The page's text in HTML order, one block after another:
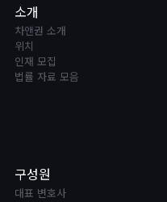
소개
차앤권 소개
위치
인재 모집
법률 자료 모음
구성원
대표 변호사